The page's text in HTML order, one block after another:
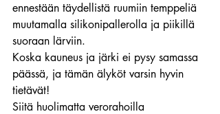
ennestään täydellistä ruumiin temppeliä
muutamalla silikonipallerolla ja piikillä
suoraan lärviin.
Koska kauneus ja järki ei pysy samassa
päässä, ja tämän älyköt varsin hyvin
tietävät!
Siitä huolimatta verorahoilla